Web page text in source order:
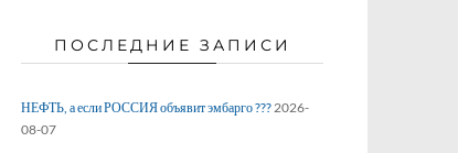
ПОСЛЕДНИЕ ЗАПИСИ
НЕФТЬ, а если РОССИЯ объявит эмбарго ???2026-
08-07